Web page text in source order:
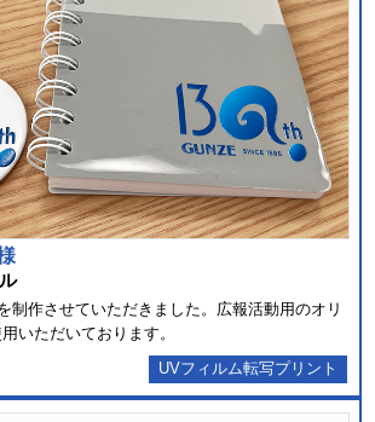
制作させていただきました。広報活動用のオリ
いただいております。
UVフィルム転写プリント